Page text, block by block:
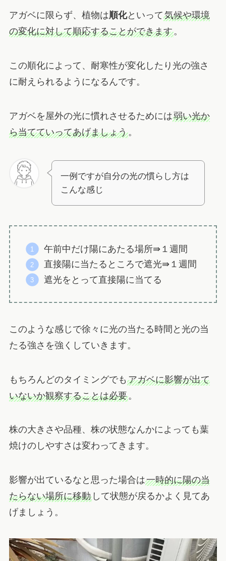
アガベに限らず、植物は順化といって気候や環境
の変化に対して順応することができます。
この順化によって、耐寒性が変化したり光の強さ
に耐えられるようになるんです。
アガベを屋外の光に慣れさせるためには弱い光か
ら当てていってあげましょう。
一例ですが自分の光の慣らし方は
こんな感じ
午前中だけ陽にあたる場所⇛１週間
直接陽に当たるところで遮光⇛１週間
遮光をとって直接陽に当てる
このような感じで徐々に光の当たる時間と光の当
たる強さを強くしていきます。
もちろんどのタイミングでも アガベに影響が出て
いないか観察することは必要。
株の大きさや品種、株の状態なんかによっても葉
焼けのしやすさは変わってきます。
影響が出ているなと思った場合は一時的に陽の当
たらない場所に移動して状態が戻るかよく見てあ
げましょう。